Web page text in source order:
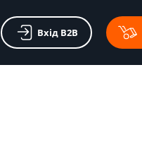
Вхід В2В